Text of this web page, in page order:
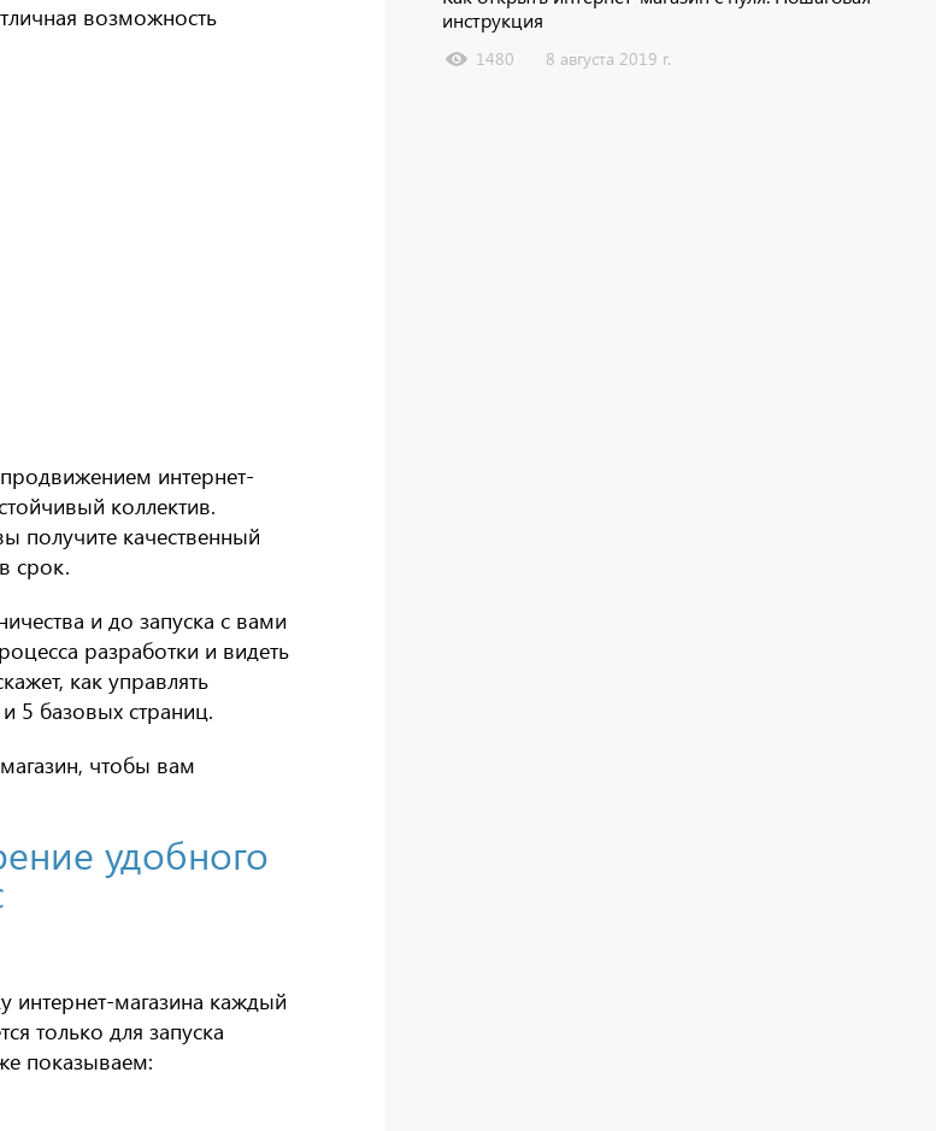
возможность
интернет-
коллектив.
получите качественный
срок.
и до запуска с вами
разработки и видеть
как управлять
5 базовых страниц.
чтобы вам
удобного
интернет-магазина каждый
только для запуска
показываем:
инструкция
1480 8 августа 2019 г.